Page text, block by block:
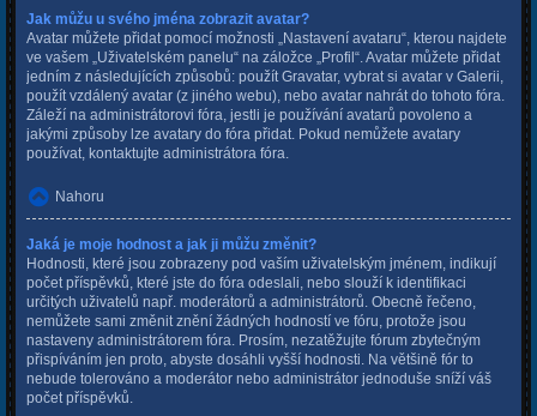
Jak můžu u svého jména zobrazit avatar?
Avatar můžete přidat pomocí možnosti „Nastavení avataru“, kterou najdete
ve vašem „Uživatelském panelu“ na záložce „Profil“. Avatar můžete přidat
jedním z následujících způsobů: použít Gravatar, vybrat si avatar v Galerii,
použít vzdálený avatar (z jiného webu), nebo avatar nahrát do tohoto fóra.
Záleží na administrátorovi fóra, jestli je používání avatarů povoleno a
jakými způsoby lze avatary do fóra přidat. Pokud nemůžete avatary
používat, kontaktujte administrátora fóra.
Nahoru
Jaká je moje hodnost a jak ji můžu změnit?
Hodnosti, které jsou zobrazeny pod vaším uživatelským jménem, indikují
počet příspěvků, které jste do fóra odeslali, nebo slouží k identifikaci
určitých uživatelů např. moderátorů a administrátorů. Obecně řečeno,
nemůžete sami změnit znění žádných hodností ve fóru, protože jsou
nastaveny administrátorem fóra. Prosím, nezatěžujte fórum zbytečným
přispíváním jen proto, abyste dosáhli vyšší hodnosti. Na většině fór to
nebude tolerováno a moderátor nebo administrátor jednoduše sníží váš
počet příspěvků.